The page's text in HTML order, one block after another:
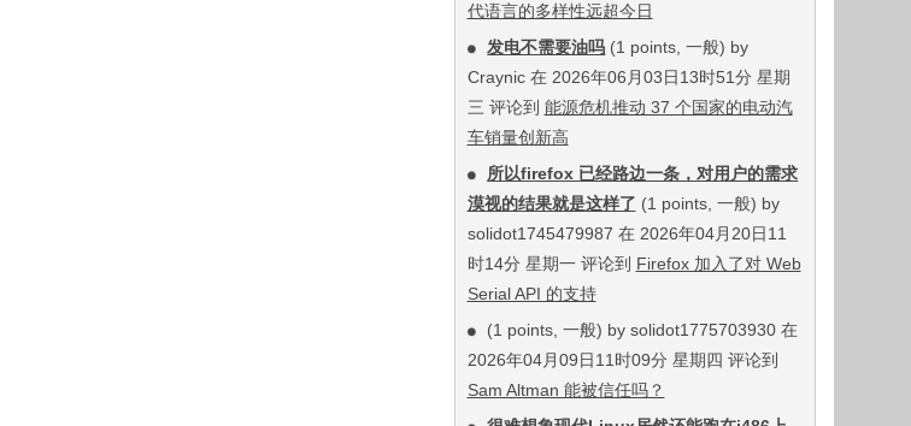
代语言的多样性远超今日
发电不需要油吗 (1 points, 一般) by
Craynic 在 2026年06月03日13时51分 星期
三 评论到 能源危机推动 37 个国家的电动汽
车销量创新高
所以firefox 已经路边一条，对用户的需求
漠视的结果就是这样了 (1 points, 一般) by
solidot1745479987 在 2026年04月20日11
时14分 星期一 评论到 Firefox 加入了对 Web
Serial API 的支持
(1 points, 一般) by solidot1775703930 在
2026年04月09日11时09分 星期四 评论到
Sam Altman 能被信任吗？